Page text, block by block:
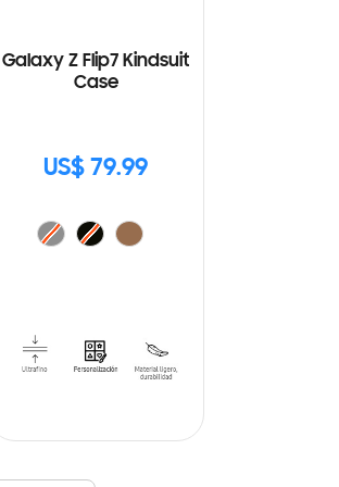
Galaxy Z Flip7 Kindsuit
Case
US$ 79.99